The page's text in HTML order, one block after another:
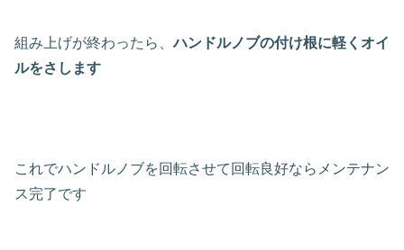
組み上げが終わったら、ハンドルノブの付け根に軽くオイ
ルをさします
これでハンドルノブを回転させて回転良好ならメンテナン
ス完了です